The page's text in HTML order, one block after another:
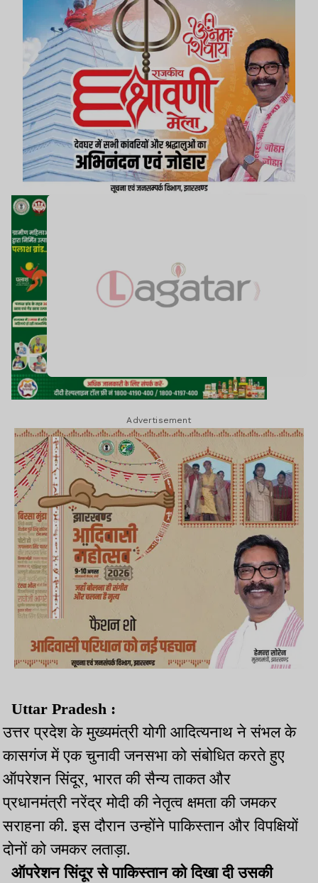
Advertisement
Uttar Pradesh :
उत्तर प्रदेश के मुख्यमंत्री योगी आदित्यनाथ ने संभल के
कासगंज में एक चुनावी जनसभा को संबोधित करते हुए
ऑपरेशन सिंदूर, भारत की सैन्य ताकत और
प्रधानमंत्री नरेंद्र मोदी की नेतृत्व क्षमता की जमकर
सराहना की. इस दौरान उन्होंने पाकिस्तान और विपक्षियों
दोनों को जमकर लताड़ा.
ऑपरेशन सिंदूर से पाकिस्तान को दिखा दी उसकी